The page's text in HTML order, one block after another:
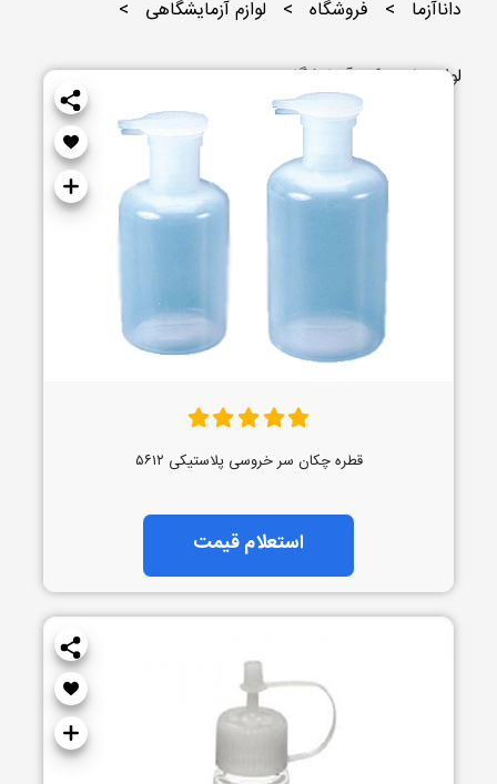
داناآزما > فروشگاه > لوازم آزمایشگاهی >
لوازم پلاستیکی آزمایشگاهی
قطره چکان سر خروسی پلاستیکی ۵۶۱۲
استعلام قیمت